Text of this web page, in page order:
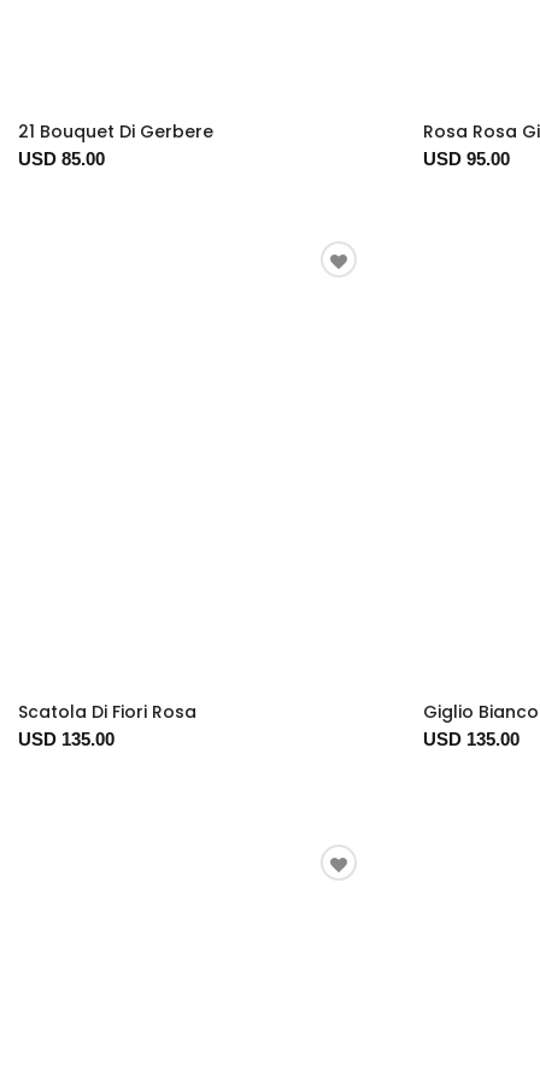
21 Bouquet Di Gerbere
USD 85.00
Rosa Rosa
USD 95.00
Scatola Di Fiori Rosa
USD 135.00
Giglio
USD 135.00